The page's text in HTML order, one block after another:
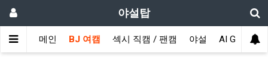
야설탑
메인 BJ 여캠 섹시 직캠 / 팬캠 야설 AI GIRL